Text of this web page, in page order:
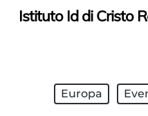
SkipIstituto Id di Cristo
Europa